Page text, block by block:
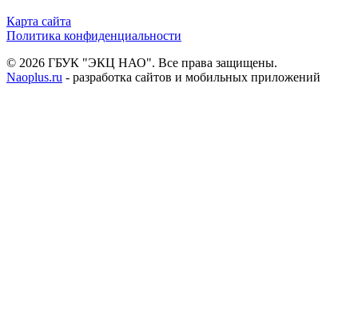
Карта сайта
Политика конфиденциальности
© 2026 ГБУК "ЭКЦ НАО". Все права защищены.
Naoplus.ru - разработка сайтов и мобильных приложений